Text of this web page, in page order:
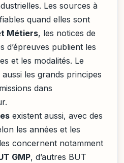
Les sources à
quand elles sont
Métiers, les notices de
d’épreuves publient les
et les modalités. Le
les grands principes
dans
existent aussi, avec des
les années et les
concernent notamment
GMP, d’autres BUT